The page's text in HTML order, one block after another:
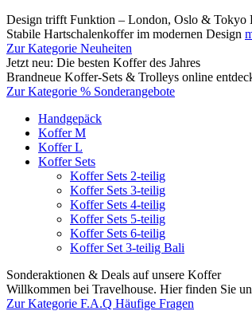
Design trifft Funktion – London, Oslo & Tokyo
Stabile Hartschalenkoffer im modernen Design
Zur Kategorie Neuheiten
Jetzt neu: Die besten Koffer des Jahres
Brandneue Koffer-Sets & Trolleys online
Zur Kategorie % Sonderangebote
Handgepäck
Koffer M
Koffer L
Koffer Sets
Koffer Sets 2-teilig
Koffer Sets 3-teilig
Koffer Sets 4-teilig
Koffer Sets 5-teilig
Koffer Sets 6-teilig
Koffer Set 3-teilig Bali
Sonderaktionen & Deals auf unsere Koffer
Willkommen bei Travelhouse. Hier finden Sie
Zur Kategorie F.A.Q Häufige Fragen